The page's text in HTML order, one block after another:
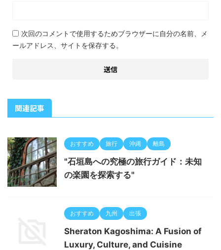
次回のコメントで使用するためブラウザーに自分の名前、メ
ールアドレス、サイトを保存する。
関連記事
おすすめ 旅行 沖縄 離島
"石垣島への究極の旅行ガイド：未知
の楽園を探索する"
おすすめ 九州 出張
Sheraton Kagoshima: A Fusion of
Luxury, Culture, and Cuisine